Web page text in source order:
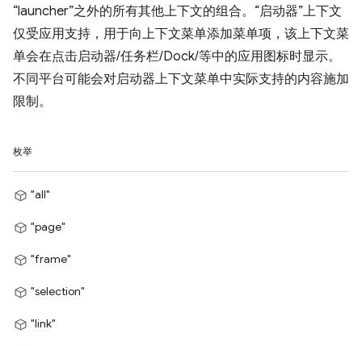
“launcher”之外的所有其他上下文的组合。“启动器”上下文
仅受应用支持，用于向上下文菜单添加菜单项，该上下文菜
单会在点击启动器/任务栏/Dock/等中的应用图标时显示。
不同平台可能会对启动器上下文菜单中实际支持的内容施加
限制。
枚举
"all"
"page"
"frame"
"selection"
"link"